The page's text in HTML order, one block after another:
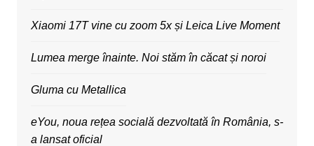
Xiaomi 17T vine cu zoom 5x și Leica Live Moment
Lumea merge înainte. Noi stăm în căcat și noroi
Gluma cu Metallica
eYou, noua rețea socială dezvoltată în România, s-
a lansat oficial